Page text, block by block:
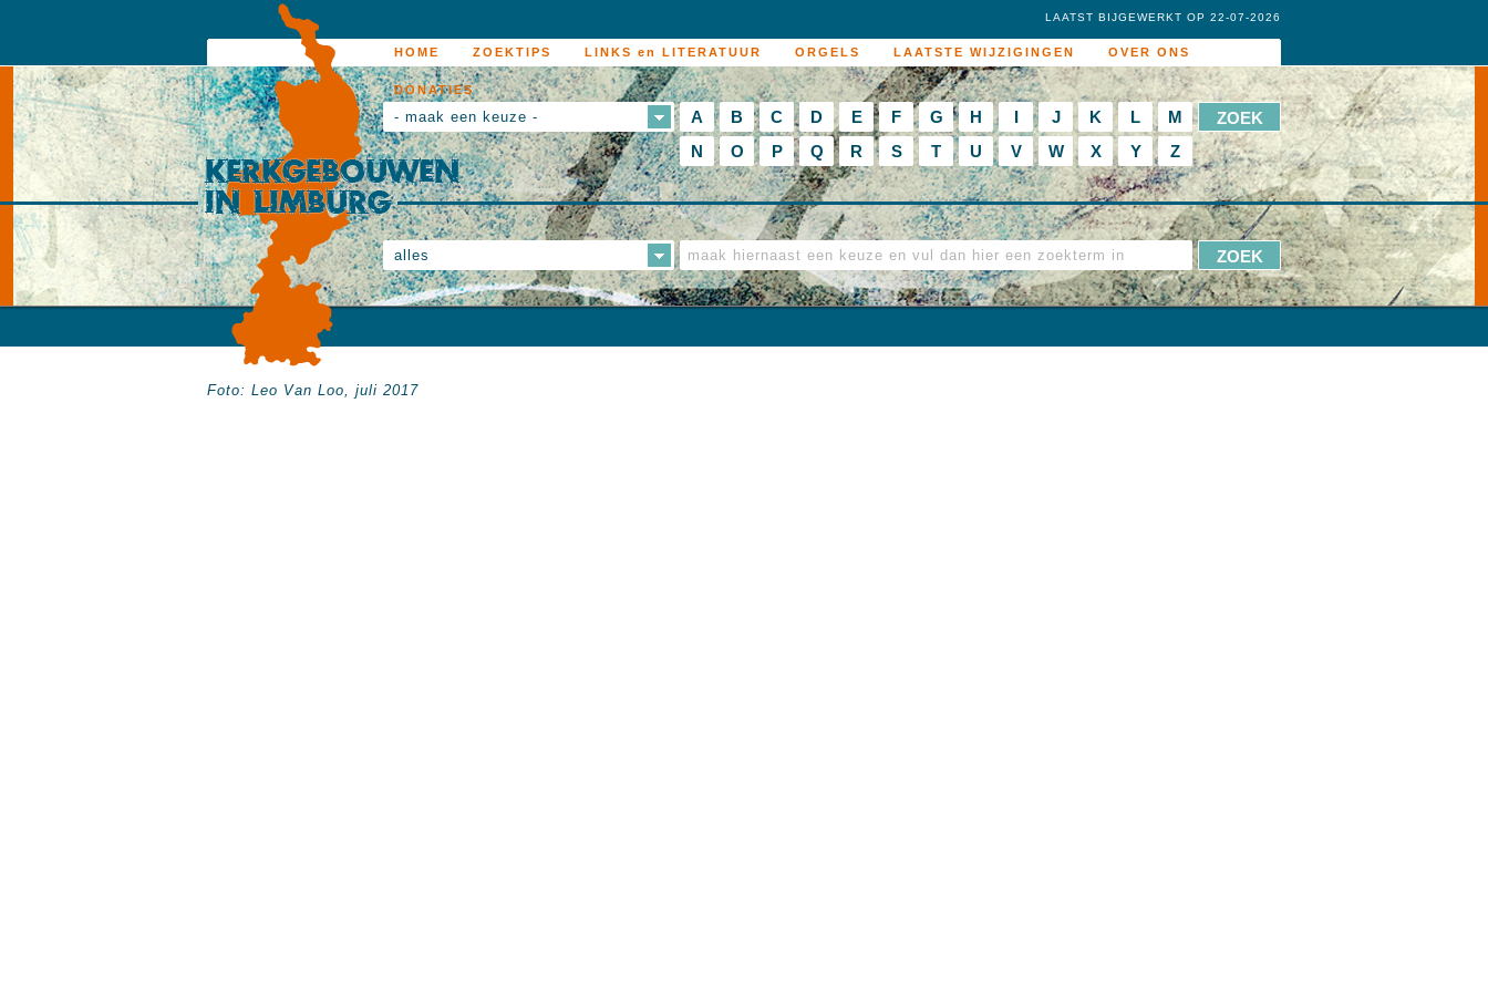
HOME ZOEKTIPS LINKS en LITERATUUR ORGELS LAATSTE WIJZIGINGEN OVER ONS
DONATIES
LAATST BIJGEWERKT OP 22-07-2026
- maak een keuze - A B C D E F G H I J K L
M
N
O P Q R S T U V W X Y Z
alles
Foto: Leo Van Loo, juli 2017